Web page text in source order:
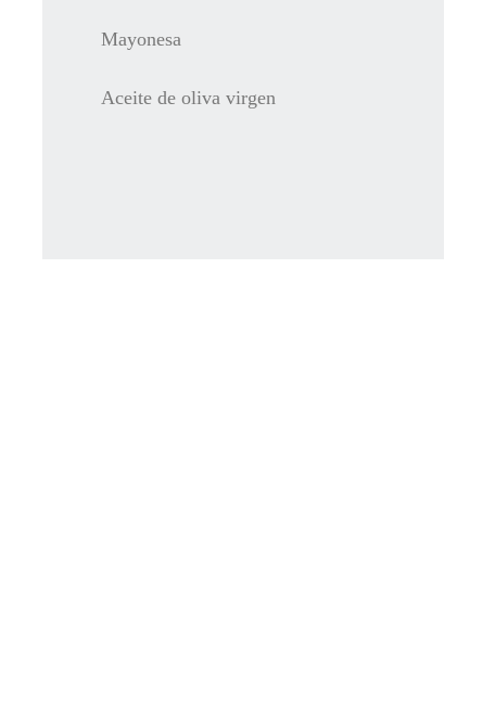
Mayonesa
Aceite de oliva virgen